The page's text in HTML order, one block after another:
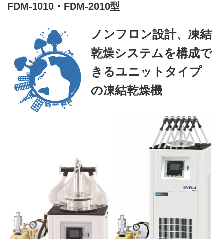
FDM-1010・FDM-2010型
ノンフロン設計、凍結
乾燥システムを構成で
きるユニットタイプ
の凍結乾燥機